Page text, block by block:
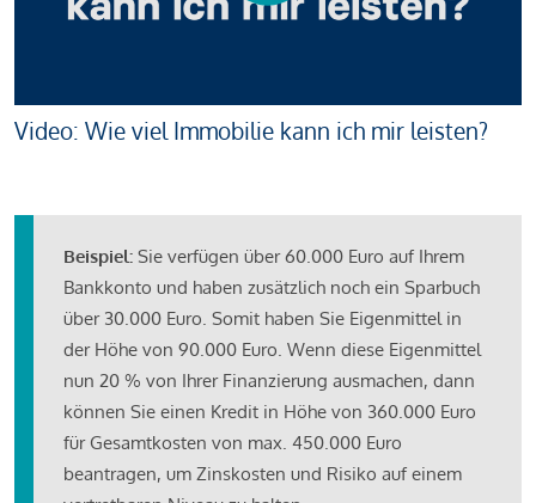
Video: Wie viel Immobilie kann ich mir leisten?
Beispiel: Sie verfügen über 60.000 Euro auf Ihrem
Bankkonto und haben zusätzlich noch ein Sparbuch
über 30.000 Euro. Somit haben Sie Eigenmittel in
der Höhe von 90.000 Euro. Wenn diese Eigenmittel
nun 20 % von Ihrer Finanzierung ausmachen, dann
können Sie einen Kredit in Höhe von 360.000 Euro
für Gesamtkosten von max. 450.000 Euro
beantragen, um Zinskosten und Risiko auf einem